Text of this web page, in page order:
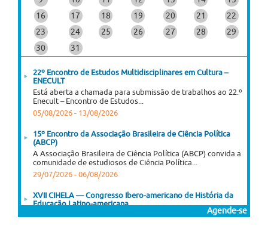
16
17 18 19 20 21
22
23
24 25 26 27 28
29
30
31
22º Encontro de Estudos Multidisciplinares em Cultura –
ENECULT
Está aberta a chamada para submissão de trabalhos ao 22.º
Enecult – Encontro de Estudos...
05/08/2026 - 13/08/2026
15º Encontro da Associação Brasileira de Ciência Política
(ABCP)
A Associação Brasileira de Ciência Política (ABCP) convida a
comunidade de estudiosos de Ciência Política...
29/07/2026 - 06/08/2026
XVII CIHELA — Congresso Ibero-americano de História da
Educação Latino-americana
A Sociedade Argentina de Pesquisa e Ensino em História da
Agende-se